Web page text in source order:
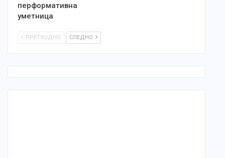
перформативна
уметница
ПРЕТХОДНО СЛЕДНО